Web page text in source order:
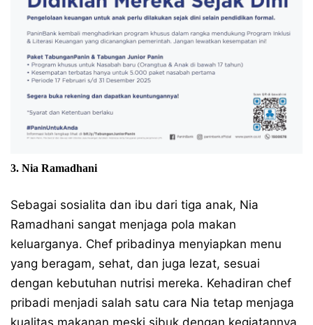
3. Nia Ramadhani
Sebagai sosialita dan ibu dari tiga anak, Nia
Ramadhani sangat menjaga pola makan
keluarganya. Chef pribadinya menyiapkan menu
yang beragam, sehat, dan juga lezat, sesuai
dengan kebutuhan nutrisi mereka. Kehadiran chef
pribadi menjadi salah satu cara Nia tetap menjaga
kualitas makanan meski sibuk dengan kegiatannya.